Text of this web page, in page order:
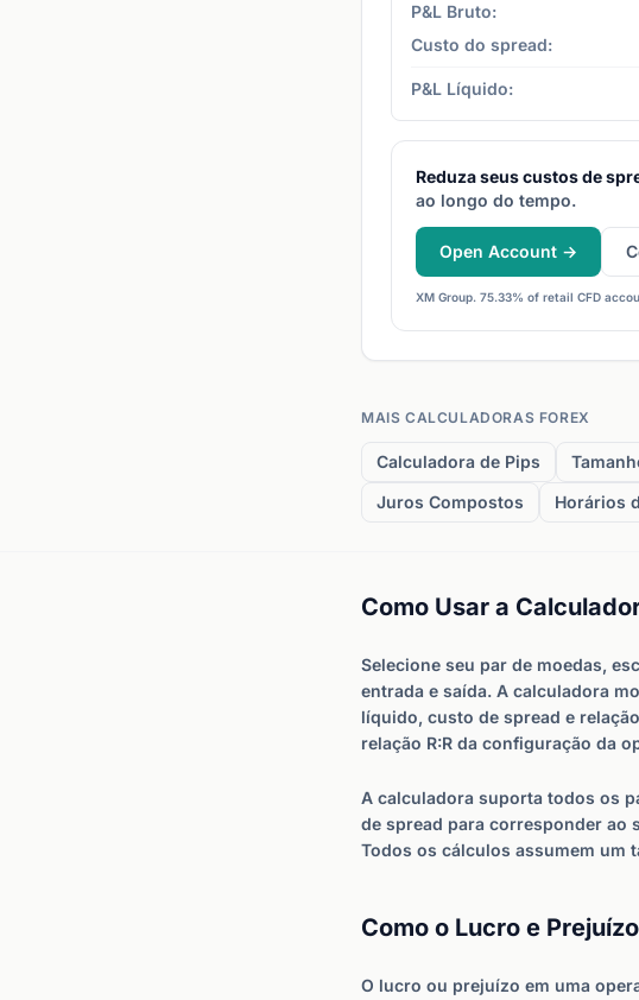
P&L Bruto:
Custo do spread:
P&L Líquido:
Reduza seus custos de
ao longo do tempo.
Open Account →
XM Group. 75.33% of retail CFD
MAIS CALCULADORAS FOREX
Calculadora de Pips
Juros Compostos
Horários
Como Usar a
Selecione seu par de moedas,
entrada e saída. A calculadora
líquido, custo de spread e
relação R:R da configuração da
A calculadora suporta todos os
de spread para corresponder ao
Todos os cálculos assumem um
Como o Lucro e
O lucro ou prejuízo em uma